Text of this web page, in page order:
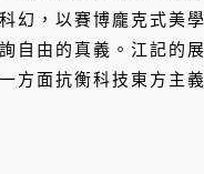
幻，以賽博龐克式美
自由的真義。江記的
方面抗衡科技東方主